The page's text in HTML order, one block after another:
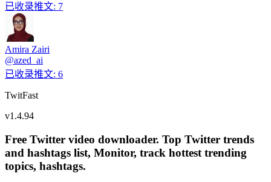
已收录推文: 7
Amira Zairi
@azed_ai
已收录推文: 6
TwitFast
v1.4.94
Free Twitter video downloader. Top Twitter trends
and hashtags list, Monitor, track hottest trending
topics, hashtags.